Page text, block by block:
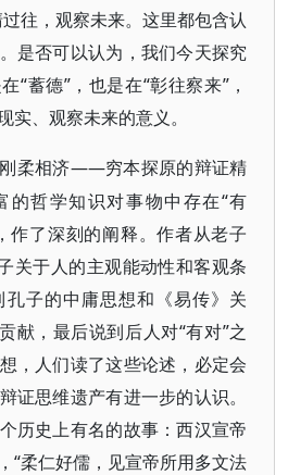
往，观察未来。这里都包含认
是否可以认为，我们今天探究
“蓄德”，也是在“彰往察来”，
实、观察未来的意义。
柔相济——穷本探原的辩证精
的哲学知识对事物中存在“有
作了深刻的阐释。作者从老子
关于人的主观能动性和客观条
子的中庸思想和《易传》关
献，最后说到后人对“有对”之
，人们读了这些论述，必定会
证思维遗产有进一步的认识。
历史上有名的故事：西汉宣帝
“柔仁好儒，见宣帝所用多文法